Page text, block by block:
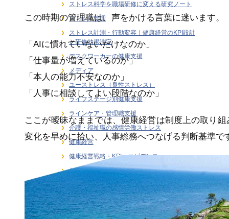
この時期の管理職は、声をかける言葉に迷います。
「AIに慣れていないだけなのか」
「仕事量が増えているのか」
「本人の能力不安なのか」
「人事に相談してよい段階なのか」
ここが曖昧なままでは、健康経営は制度上の取り
変化を早めに拾い、人事総務へつなげる判断基準で
ストレス科学を職場研修に変える研究ノート
ストレス管理
ストレス計測・行動変容｜健康経営のKPI設計
と研修効果測定
デスクワーカーの健康支援
メディア
ユーストレス（良性ストレス）
ライフステージ別健康支援
ラインケア・管理職支援
介護・福祉職の感情労働ストレス
健康経営
健康経営戦略・KPI・エビデンス
働き方 × 健康支援
労働安全衛生
在宅勤務者のストレス支援
大学研究連携・学術講演実績